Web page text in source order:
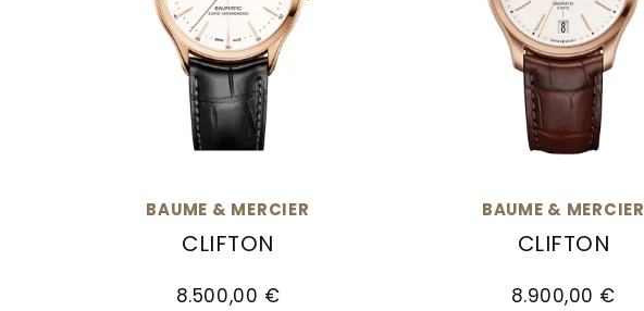
BAUME & MERCIER
CLIFTON
8.500,00 €
BAUME & MERCIER
CLIFTON
8.900,00 €